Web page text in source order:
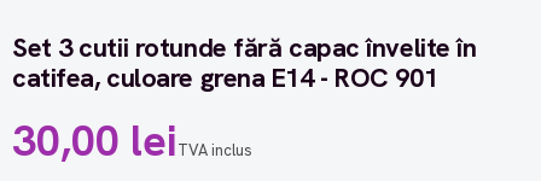
Set 3 cutii rotunde fără capac învelite în
catifea, culoare grena E14 - ROC 901
30,00 leiTVA inclus